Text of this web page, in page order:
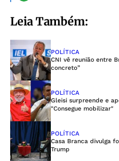
Leia Também:
POLÍTICA
CNI vê reunião entre
concreto”
POLÍTICA
Gleisi surpreende e
"Consegue mobilizar"
POLÍTICA
Casa Branca divulga
Trump